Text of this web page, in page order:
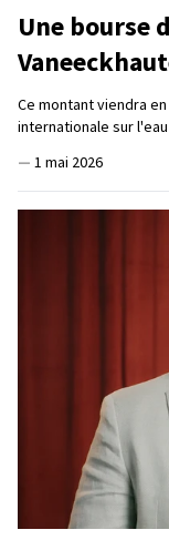
Une bourse
Ce montant viendra
internationale sur
— 1 mai 2026